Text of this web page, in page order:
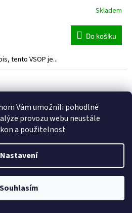
Vám umožnili pohodlné
provozu webu neustále
a použitelnost
Nastavení
Souhlasím
Skladem
Do košíku
tento VSOP je...